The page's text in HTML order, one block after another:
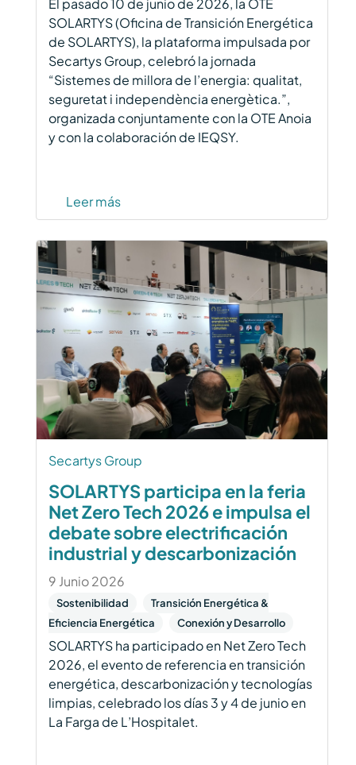
El pasado 10 de junio de 2026, la OTE
SOLARTYS (Oficina de Transición Energética
de SOLARTYS), la plataforma impulsada por
Secartys Group, celebró la jornada
“Sistemes de millora de l’energia: qualitat,
seguretat i independència energètica.”,
organizada conjuntamente con la OTE Anoia
y con la colaboración de IEQSY.
Leer más
Secartys Group
SOLARTYS participa en la feria
Net Zero Tech 2026 e impulsa el
debate sobre electrificación
industrial y descarbonización
9 Junio 2026
Sostenibilidad
Transición Energética &
Eficiencia Energética
Conexión y Desarrollo
SOLARTYS ha participado en Net Zero Tech
2026, el evento de referencia en transición
energética, descarbonización y tecnologías
limpias, celebrado los días 3 y 4 de junio en
La Farga de L’Hospitalet.